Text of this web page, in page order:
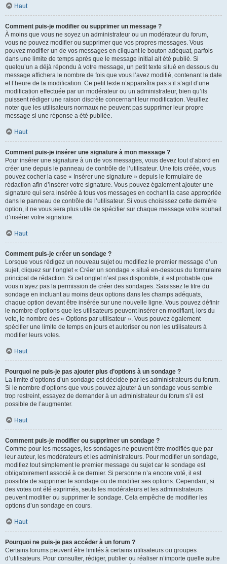
Haut
Comment puis-je modifier ou supprimer un message ?
À moins que vous ne soyez un administrateur ou un modérateur du forum,
vous ne pouvez modifier ou supprimer que vos propres messages. Vous
pouvez modifier un de vos messages en cliquant le bouton adéquat, parfois
dans une limite de temps après que le message initial ait été publié. Si
quelqu’un a déjà répondu à votre message, un petit texte situé en dessous du
message affichera le nombre de fois que vous l’avez modifié, contenant la date
et l’heure de la modification. Ce petit texte n’apparaîtra pas s’il s’agit d’une
modification effectuée par un modérateur ou un administrateur, bien qu’ils
puissent rédiger une raison discrète concernant leur modification. Veuillez
noter que les utilisateurs normaux ne peuvent pas supprimer leur propre
message si une réponse a été publiée.
Haut
Comment puis-je insérer une signature à mon message ?
Pour insérer une signature à un de vos messages, vous devez tout d’abord en
créer une depuis le panneau de contrôle de l’utilisateur. Une fois créée, vous
pouvez cocher la case « Insérer une signature » depuis le formulaire de
rédaction afin d’insérer votre signature. Vous pouvez également ajouter une
signature qui sera insérée à tous vos messages en cochant la case appropriée
dans le panneau de contrôle de l’utilisateur. Si vous choisissez cette dernière
option, il ne vous sera plus utile de spécifier sur chaque message votre souhait
d’insérer votre signature.
Haut
Comment puis-je créer un sondage ?
Lorsque vous rédigez un nouveau sujet ou modifiez le premier message d’un
sujet, cliquez sur l’onglet « Créer un sondage » situé en-dessous du formulaire
principal de rédaction. Si cet onglet n’est pas disponible, il est probable que
vous n’ayez pas la permission de créer des sondages. Saisissez le titre du
sondage en incluant au moins deux options dans les champs adéquats,
chaque option devant être insérée sur une nouvelle ligne. Vous pouvez définir
le nombre d’options que les utilisateurs peuvent insérer en modifiant, lors du
vote, le nombre des « Options par utilisateur ». Vous pouvez également
spécifier une limite de temps en jours et autoriser ou non les utilisateurs à
modifier leurs votes.
Haut
Pourquoi ne puis-je pas ajouter plus d’options à un sondage ?
La limite d’options d’un sondage est décidée par les administrateurs du forum.
Si le nombre d’options que vous pouvez ajouter à un sondage vous semble
trop restreint, essayez de demander à un administrateur du forum s’il est
possible de l’augmenter.
Haut
Comment puis-je modifier ou supprimer un sondage ?
Comme pour les messages, les sondages ne peuvent être modifiés que par
leur auteur, les modérateurs et les administrateurs. Pour modifier un sondage,
modifiez tout simplement le premier message du sujet car le sondage est
obligatoirement associé à ce dernier. Si personne n’a encore voté, il est
possible de supprimer le sondage ou de modifier ses options. Cependant, si
des votes ont été exprimés, seuls les modérateurs et les administrateurs
peuvent modifier ou supprimer le sondage. Cela empêche de modifier les
options d’un sondage en cours.
Haut
Pourquoi ne puis-je pas accéder à un forum ?
Certains forums peuvent être limités à certains utilisateurs ou groupes
d’utilisateurs. Pour consulter, rédiger, publier ou réaliser n’importe quelle autre